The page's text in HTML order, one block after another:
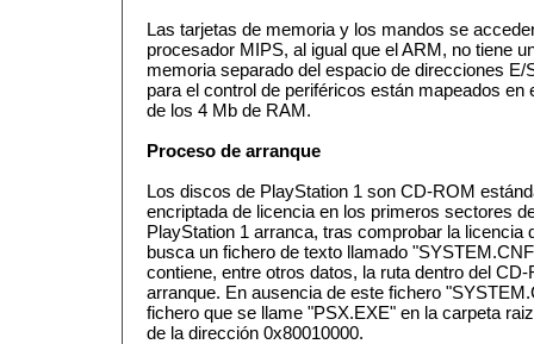
Las tarjetas de memoria y los mandos se
procesador MIPS, al igual que el ARM, no tiene
memoria separado del espacio de direcciones E/
para el control de periféricos están mapeados
de los 4 Mb de RAM.
Proceso de arranque
Los discos de PlayStation 1 son CD-ROM
encriptada de licencia en los primeros sectores
PlayStation 1 arranca, tras comprobar la licencia
busca un fichero de texto llamado
contiene, entre otros datos, la ruta dentro del
arranque. En ausencia de este fichero
fichero que se llame "PSX.EXE" en la carpeta
de la dirección 0x80010000.